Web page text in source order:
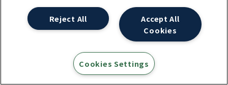
年4月からの自動タグ読み込みと実務対応
AWNewYork 2024の参加レポート：マンハ
Accept All
Cookies
Reject All
Cookies Settings